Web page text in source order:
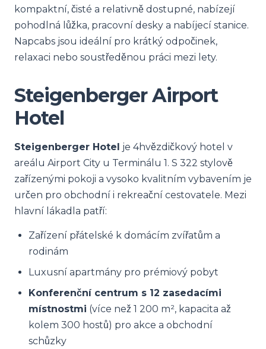
kompaktní, čisté a relativně dostupné, nabízejí
pohodlná lůžka, pracovní desky a nabíjecí stanice.
Napcabs jsou ideální pro krátký odpočinek,
relaxaci nebo soustředěnou práci mezi lety.
Steigenberger Airport
Hotel
Steigenberger Hotel je 4hvězdičkový hotel v
areálu Airport City u Terminálu 1. S 322 stylově
zařízenými pokoji a vysoko kvalitním vybavením je
určen pro obchodní i rekreační cestovatele. Mezi
hlavní lákadla patří:
Zařízení přátelské k domácím zvířatům a
rodinám
Luxusní apartmány pro prémiový pobyt
Konferenční centrum s 12 zasedacími
místnostmi (více než 1 200 m², kapacita až
kolem 300 hostů) pro akce a obchodní
schůzky